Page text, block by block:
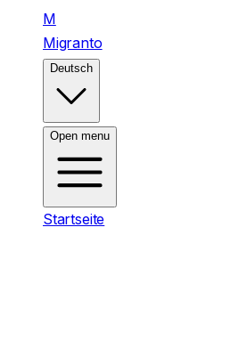
M
Migranto
Deutsch
Open menu
Startseite